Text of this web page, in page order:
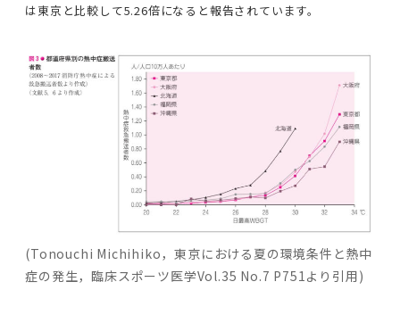
は東京と比較して5.26倍になると報告されています。
(Tonouchi Michihiko，東京における夏の環境条件と熱中
症の発生，臨床スポーツ医学Vol.35 No.7 P751より引用)